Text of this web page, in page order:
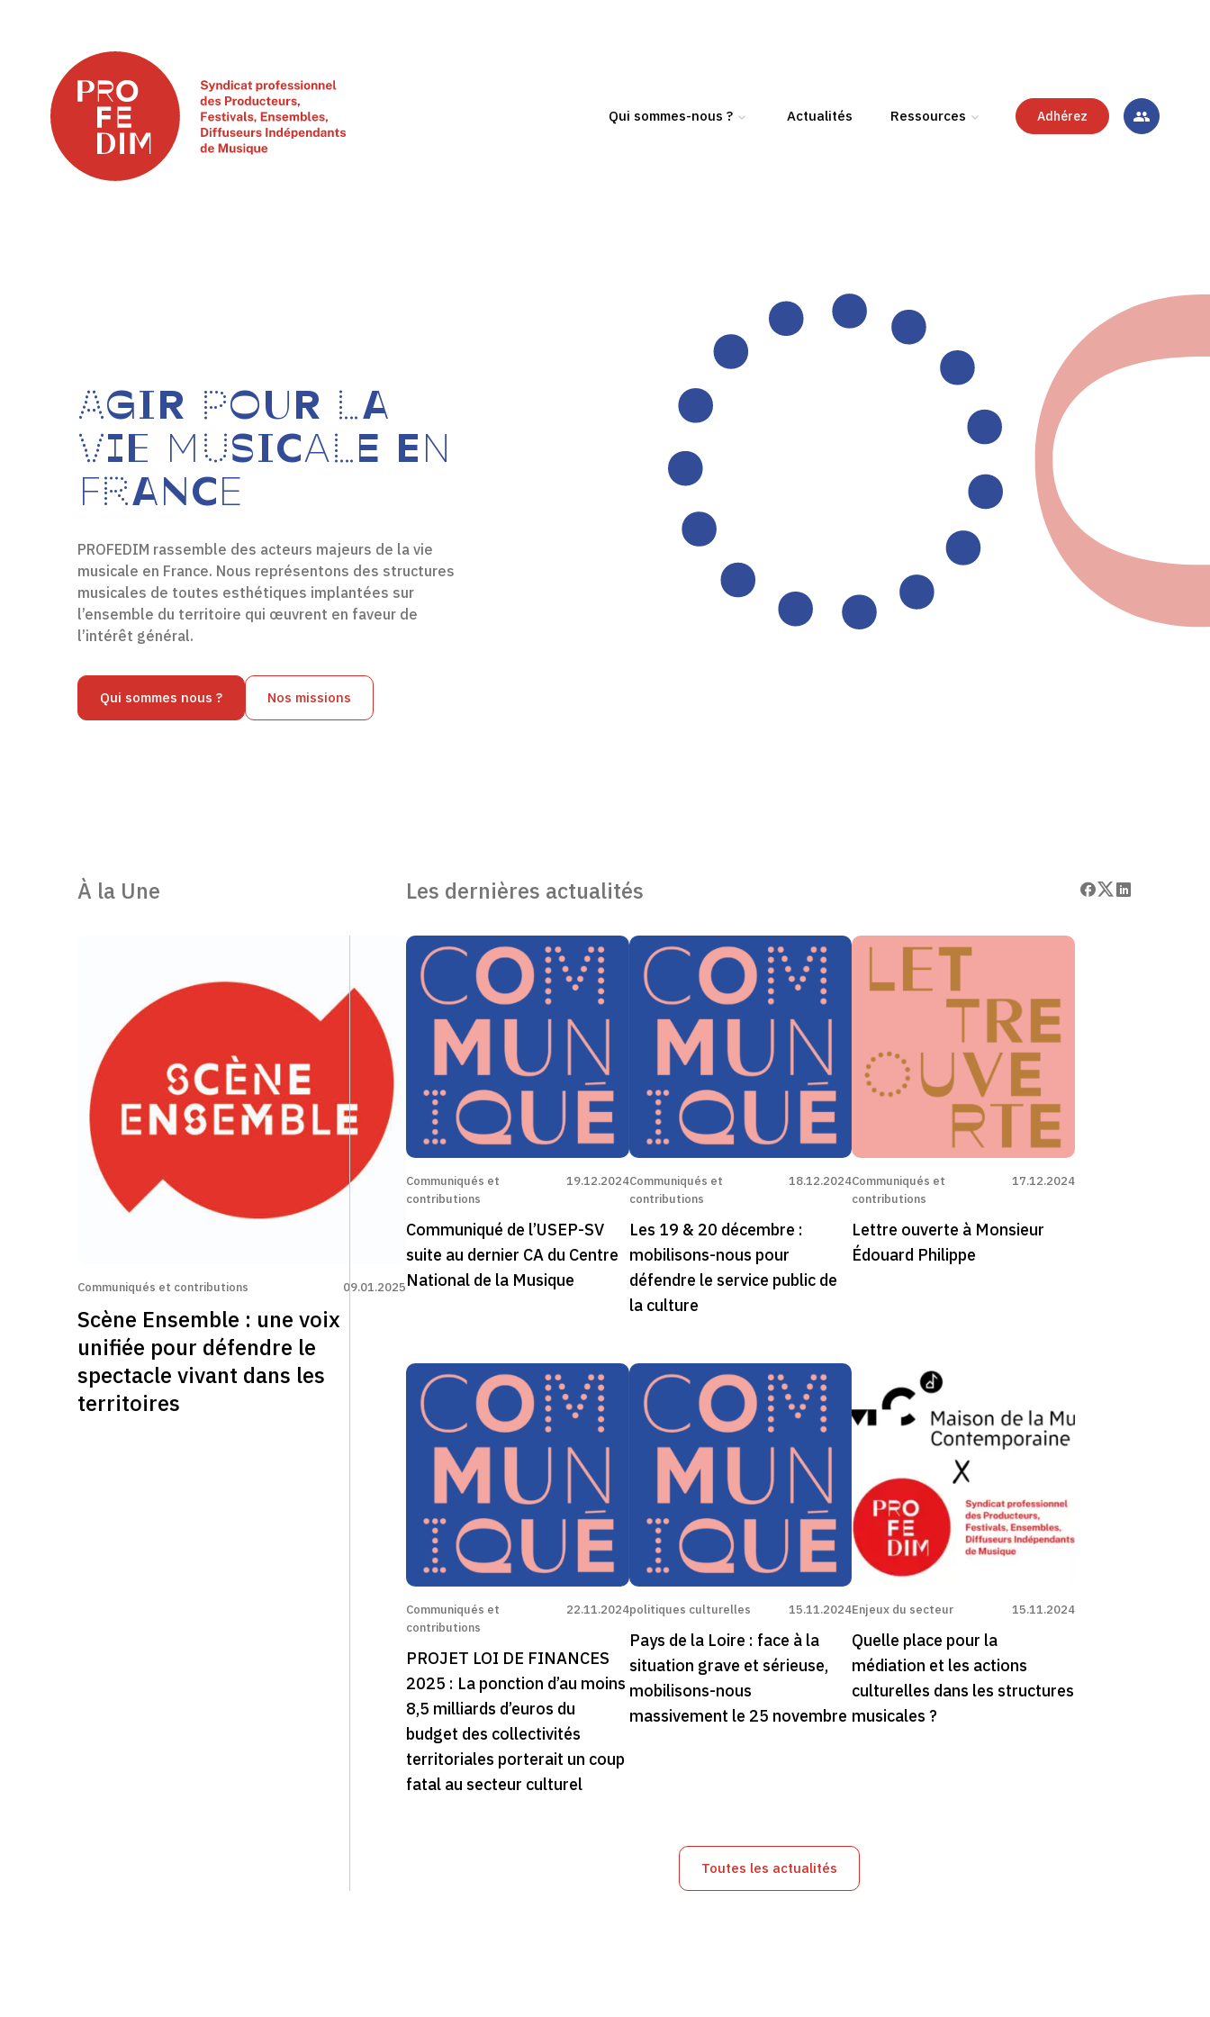
Qui sommes-nous ? Actualités Ressources Adhérez
AGIR POUR LA
VIE MUSICALE EN
FRANCE
PROFEDIM rassemble des acteurs majeurs de la vie
musicale en France. Nous représentons des structures
musicales de toutes esthétiques implantées sur
l’ensemble du territoire qui œuvrent en faveur de
l’intérêt général.
Qui sommes nous ? Nos missions
Actualités
À la Une
Communiqués et contributions 09.01.2025
Scène Ensemble : une voix
unifiée pour défendre le
spectacle vivant dans les
territoires
Les dernières actualités Facebook
X LinkedIn
Communiqués et
contributions
19.12.2024
Communiqué de l’USEP-SV
suite au dernier CA du Centre
National de la Musique
Communiqués et
contributions
18.12.2024
Les 19 & 20 décembre :
mobilisons-nous pour
défendre le service public de
la culture
Communiqués et
contributions
17.12.2024
Lettre ouverte à Monsieur
Édouard Philippe
Communiqués et
contributions
22.11.2024
PROJET LOI DE FINANCES
2025 : La ponction d’au moins
8,5 milliards d’euros du
budget des collectivités
territoriales porterait un coup
fatal au secteur culturel
politiques culturelles 15.11.2024
Pays de la Loire : face à la
situation grave et sérieuse,
mobilisons-nous
massivement le 25 novembre
Enjeux du secteur 15.11.2024
Quelle place pour la
médiation et les actions
culturelles dans les structures
musicales ?
Toutes les actualités